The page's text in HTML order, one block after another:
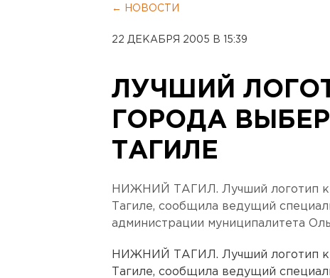
← НОВОСТИ
22 ДЕКАБРЯ 2005 В 15:39
ЛУЧШИЙ
ГОРОДА
ТАГИЛЕ
НИЖНИЙ ТАГИЛ. Лучший логотип
Тагиле, сообщила ведущий
администрации муниципалитета
НИЖНИЙ ТАГИЛ. Лучший логотип
Тагиле, сообщила ведущий